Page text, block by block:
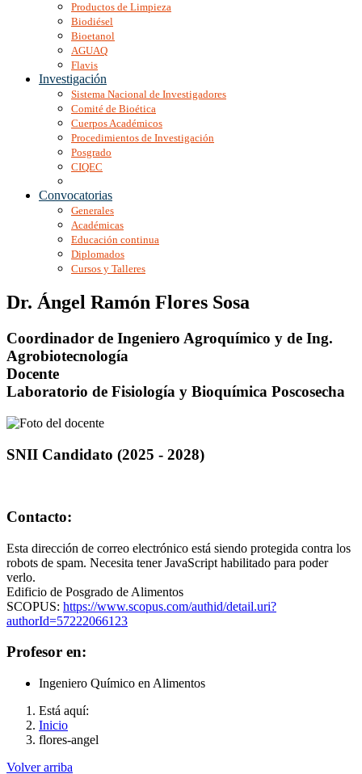
Productos de Limpieza
Biodiésel
Bioetanol
AGUAQ
Flavis
Investigación
Sistema Nacional de Investigadores
Comité de Bioética
Cuerpos Académicos
Procedimientos de Investigación
Posgrado
CIQEC
Convocatorias
Generales
Académicas
Educación continua
Diplomados
Cursos y Talleres
Dr. Ángel Ramón Flores Sosa
Coordinador de Ingeniero Agroquímico y de Ing.
Agrobiotecnología
Docente
Laboratorio de Fisiología y Bioquímica Poscosecha
SNII Candidato (2025 - 2028)
Contacto:
Esta dirección de correo electrónico está siendo protegida contra los
robots de spam. Necesita tener JavaScript habilitado para poder
verlo.
Edificio de Posgrado de Alimentos
SCOPUS: https://www.scopus.com/authid/detail.uri?
authorId=57222066123
Profesor en:
Ingeniero Químico en Alimentos
Está aquí:
Inicio
flores-angel
Volver arriba